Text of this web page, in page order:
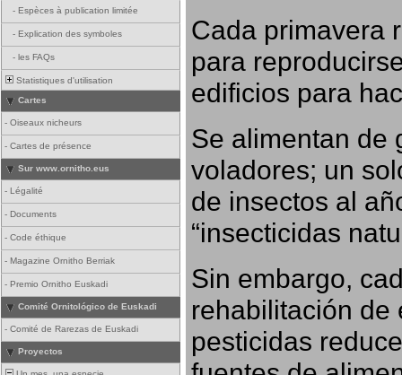
- Espèces à publication limitée
- Explication des symboles
- les FAQs
Statistiques d'utilisation
Cartes
- Oiseaux nicheurs
- Cartes de présence
Sur www.ornitho.eus
- Légalité
- Documents
- Code éthique
- Magazine Ornitho Berriak
- Premio Ornitho Euskadi
Comité Ornitológico de Euskadi
- Comité de Rarezas de Euskadi
Proyectos
Cada primavera
para
edificios para
Se alimentan de
voladores; un
de insectos al
“insecticidas
Sin embargo,
rehabilitación de
pesticidas